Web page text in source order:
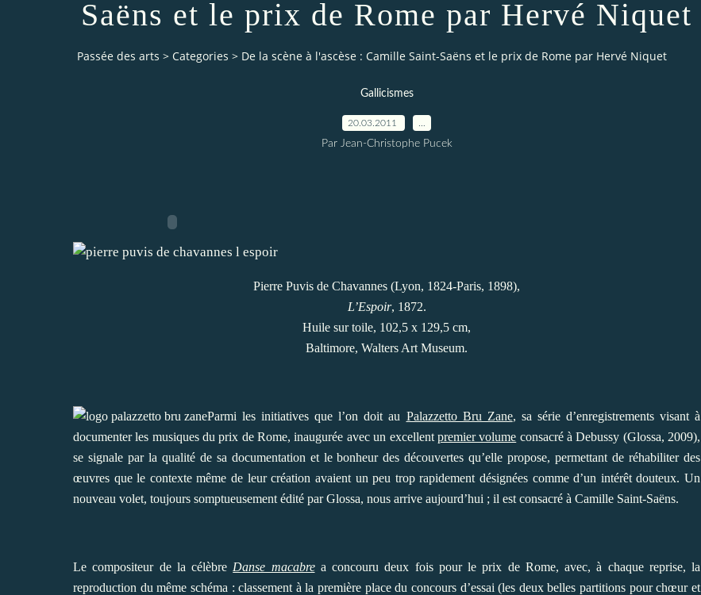
Saëns et le prix de Rome par Hervé Niquet
Passée des arts > Categories > De la scène à l'ascèse : Camille Saint-Saëns et le prix de Rome par Hervé Niquet
Gallicismes
20.03.2011
Par Jean-Christophe Pucek
Pierre Puvis de Chavannes (Lyon, 1824-Paris, 1898),
L’Espoir, 1872.
Huile sur toile, 102,5 x 129,5 cm,
Baltimore, Walters Art Museum.
Parmi les initiatives que l’on doit au Palazzetto Bru Zane, sa série d’enregistrements visant à
documenter les musiques du prix de Rome, inaugurée avec un excellent premier volume consacré à Debussy (Glossa, 2009),
se signale par la qualité de sa documentation et le bonheur des découvertes qu’elle propose, permettant de réhabiliter des
œuvres que le contexte même de leur création avaient un peu trop rapidement désignées comme d’un intérêt douteux. Un
nouveau volet, toujours somptueusement édité par Glossa, nous arrive aujourd’hui ; il est consacré à Camille Saint-Saëns.
Le compositeur de la célèbre Danse macabrea concouru deux fois pour le prix de Rome, avec, à chaque reprise, la
reproduction du même schéma : classement à la première place du concours d’essai (les deux belles partitions pour chœur et